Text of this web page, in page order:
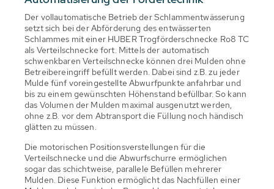
Der vollautomatische Betrieb der Schlammentwässerung
setzt sich bei der Abförderung des entwässerten
Schlammes mit einer HUBER Trogförderschnecke Ro8 TC
als Verteilschnecke fort. Mittels der automatisch
schwenkbaren Verteilschnecke können drei Mulden ohne
Betreibereingriff befüllt werden. Dabei sind z.B. zu jeder
Mulde fünf voreingestellte Abwurfpunkte anfahrbar und
bis zu einem gewünschten Höhenstand befüllbar. So kann
das Volumen der Mulden maximal ausgenutzt werden,
ohne z.B. vor dem Abtransport die Füllung noch händisch
glätten zu müssen.
Die motorischen Positionsverstellungen für die
Verteilschnecke und die Abwurfschurre ermöglichen
sogar das schichtweise, parallele Befüllen mehrerer
Mulden. Diese Funktion ermöglicht das Nachfüllen einer